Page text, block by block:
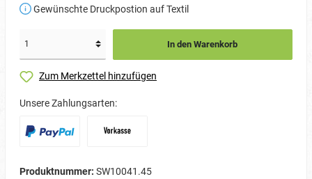
Gewünschte Druckpostion auf Textil
In den Warenkorb
Zum Merkzettel hinzufügen
Unsere Zahlungsarten:
Produktnummer: SW10041.45